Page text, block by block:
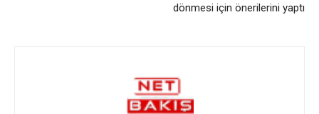
dönmesi için önerilerini yaptı